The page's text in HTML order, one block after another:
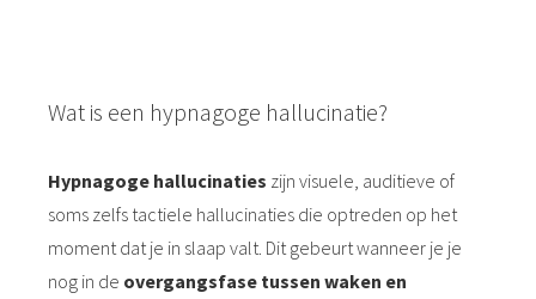
Wat is een hypnagoge hallucinatie?
Hypnagoge hallucinaties zijn visuele, auditieve of
soms zelfs tactiele hallucinaties die optreden op het
moment dat je in slaap valt. Dit gebeurt wanneer je je
nog in de overgangsfase tussen waken en